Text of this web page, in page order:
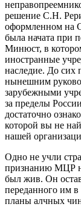
решение С.Н.
оформленном на
была начата при
Минюст, в
иностранные
наследие. До сих
нынешним
зарубежными
за пределы
достаточно
которой вы не
нашей
Одно не учли
признанию МЦР
был жив. Он
переданного им в
планы алчных